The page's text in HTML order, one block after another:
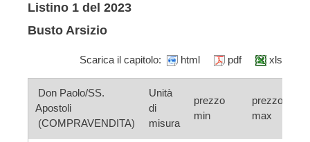
Listino 1 del 2023
Busto Arsizio
Scarica il capitolo: html pdf xls
Don Paolo/SS.
Apostoli
(COMPRAVENDITA)
Unità
di
misura
prezzo
min
prezzo
max